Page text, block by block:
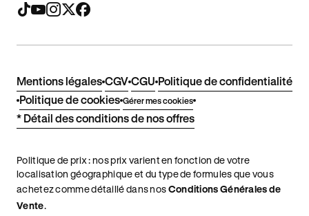
Mentions légales CGV CGU Politique de confidentialité
Politique de cookies Gérer mes cookies
* Détail des conditions de nos offres
Politique de prix : nos prix varient en fonction de votre
localisation géographique et du type de formules que vous
achetez comme détaillé dans nosConditions Générales de
Vente.